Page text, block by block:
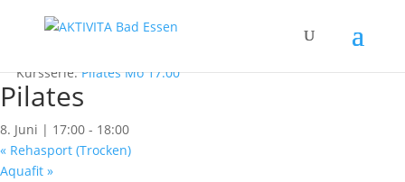
« Alle Kurse
Kursserie:Pilates Mo 17:00
Pilates
8. Juni | 17:00 - 18:00
« Rehasport (Trocken)
Aquafit »